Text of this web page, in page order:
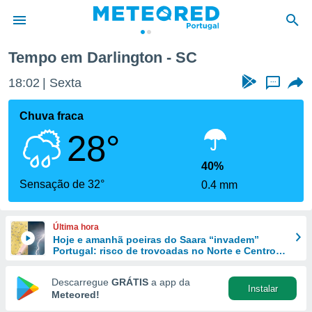
da
foi
fornecidas
a este
das
e
forma
digital
Tempo em Darlington - SC
18:02 Sexta ...
Chuva fraca
28°
Sensação de 32°
40%
0.4 mm
Última hora
Hoje e amanhã poeiras do Saara “invadem”
Portugal: risco de trovoadas no Norte e Centro
Descarregue GRÁTIS a app da
Meteored!
Instalar